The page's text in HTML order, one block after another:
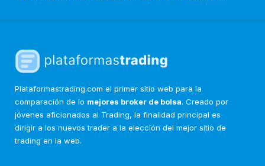
Plataformastrading.com el primer sitio web para la
comparación de lo mejores broker de bolsa. Creado por
jóvenes aficionados al Trading, la finalidad principal es
dirigir a los nuevos trader a la elección del mejor sitio de
trading en la web.